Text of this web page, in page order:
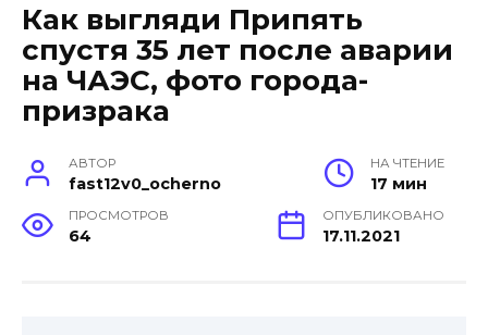
Как выгляди Припять
спустя 35 лет после аварии
на ЧАЭС, фото города-
призрака
АВТОР
fast12v0_ocherno
НА ЧТЕНИЕ
17 мин
ПРОСМОТРОВ
64
ОПУБЛИКОВАНО
17.11.2021